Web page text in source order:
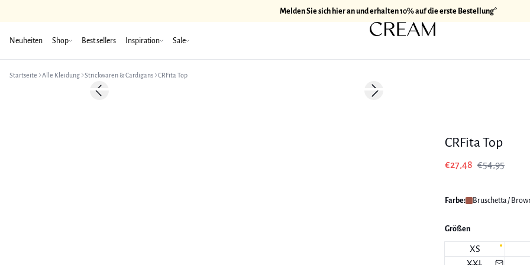
Melden Sie sich hier an und erhalten 10% auf die erste Bestellung*
Neuheiten Shop Best sellers Inspiration Sale
Startseite Alle Kleidung Strickwaren & Cardigans CRFita Top
-50%Previous slide Next slide
CRFita Top
€27,48 €54,95
Farbe: Bruschetta /
Größen
XS